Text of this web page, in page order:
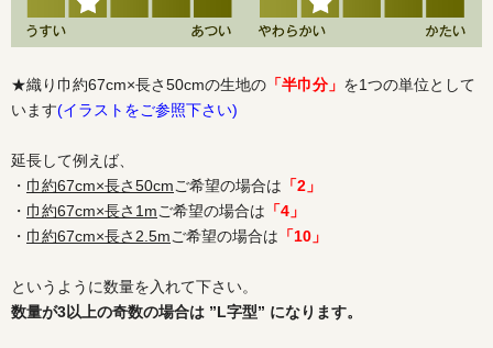
★織り巾約67cm×長さ50cmの生地の 「半巾分」 を1つの単位として
います(イラストをご参照下さい)
延長して例えば、
・ 巾約67cm×長さ50cmご希望の場合は 「2」
・ 巾約67cm×長さ1mご希望の場合は 「4」
・ 巾約67cm×長さ2.5mご希望の場合は 「10」
というように数量を入れて下さい。
数量が3以上の奇数の場合は ”L字型” になります。